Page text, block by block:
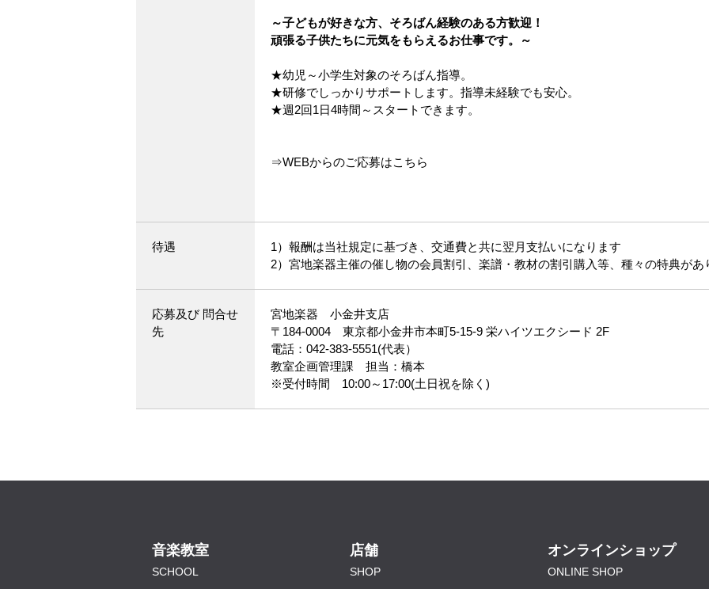
～子どもが好きな方、そろばん経験のある方歓迎！
頑張る子供たちに元気をもらえるお仕事です。～
★幼児～小学生対象のそろばん指導。
★研修でしっかりサポートします。指導未経験でも安心。
★週2回1日4時間～スタートできます。
⇒WEBからのご応募はこちら
待遇
1）報酬は当社規定に基づき、交通費と共に翌月支払いになります
2）宮地楽器主催の催し物の会員割引、楽譜・教材の割引購入等、種々の特典があ
応募及び 問合せ
先
宮地楽器 小金井支店
〒184-0004 東京都小金井市本町5-15-9 栄ハイツエクシード 2F
電話：042-383-5551(代表）
教室企画管理課 担当：橋本
※受付時間 10:00～17:00(土日祝を除く)
音楽教室
SCHOOL
店舗
SHOP
オンラインショップ
ONLINE SHOP